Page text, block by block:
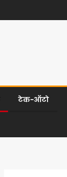
टेक-ऑटो